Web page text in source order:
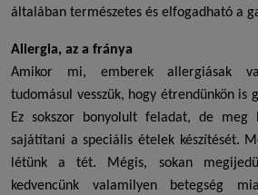
általában természetes és elfogadható a
Allergia, az a fránya
Amikor mi, emberek allergiásak
tudomásul vesszük, hogy étrendünkön is
Ez sokszor bonyolult feladat, de
sajátítani a speciális ételek készítését.
létünk a tét. Mégis, sokan
kedvencünk valamilyen betegség